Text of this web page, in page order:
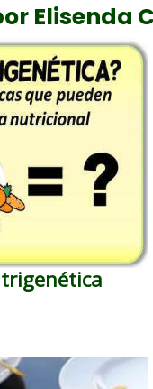
Elisenda